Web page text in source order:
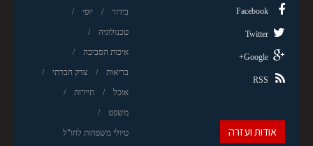
בידור יופי
טכנולוגיה
איכות הסביבה
בריאות צדק חברתי
אוכל תיירות
משפט
טיולי משפחות לחו"ל
Facebook
Twitter
Google+
RSS
אודות ועזרה